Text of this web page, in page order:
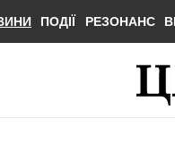
ПОДІЇ РЕЗОНАНС